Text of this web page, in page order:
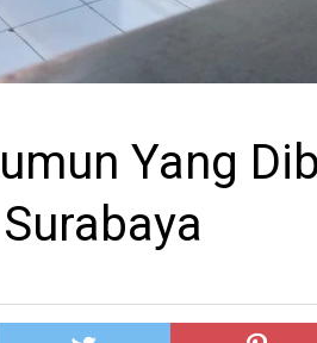
Yang